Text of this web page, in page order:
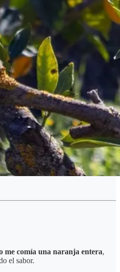
me comía una naranja entera,
el sabor.